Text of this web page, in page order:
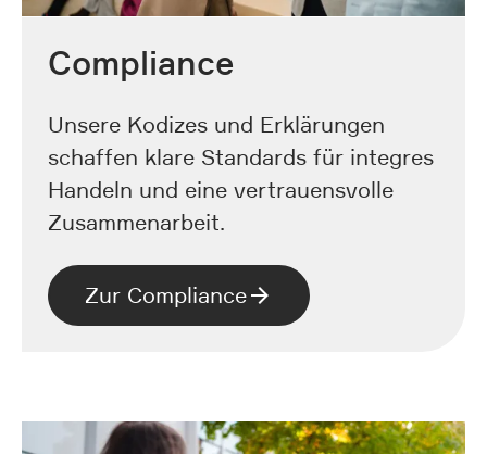
Compliance
Unsere Kodizes und Erklärungen
schaffen klare Standards für integres
Handeln und eine vertrauensvolle
Zusammenarbeit.
Zur Compliance